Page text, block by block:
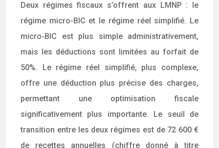
Deux régimes fiscaux s’offrent aux LMNP : le
régime micro-BIC et le régime réel simplifié. Le
micro-BIC est plus simple administrativement,
mais les déductions sont limitées au forfait de
50%. Le régime réel simplifié, plus complexe,
offre une déduction plus précise des charges,
permettant une optimisation fiscale
significativement plus importante. Le seuil de
transition entre les deux régimes est de 72 600 €
de recettes annuelles (chiffre donné à titre